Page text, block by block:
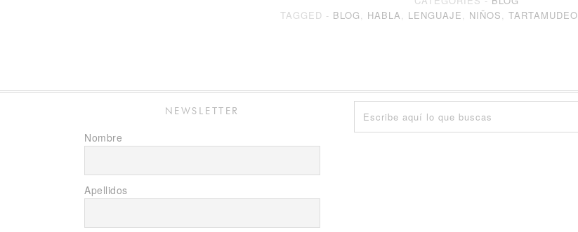
TAGGED - BLOG, HABLA, LENGUAJE, NIÑOS, TARTAMUDEO
NEWSLETTER
Nombre
Apellidos